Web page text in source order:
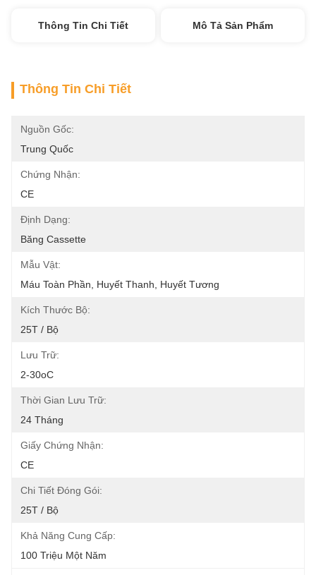
Thông Tin Chi Tiết Mô Tả Sản Phẩm
Thông Tin Chi Tiết
Nguồn Gốc:
Trung Quốc
Chứng Nhận:
CE
Định Dạng:
Băng Cassette
Mẫu Vật:
Máu Toàn Phần, Huyết Thanh, Huyết Tương
Kích Thước Bộ:
25T / Bộ
Lưu Trữ:
2-30oC
Thời Gian Lưu Trữ:
24 Tháng
Giấy Chứng Nhận:
CE
Chi Tiết Đóng Gói:
25T / Bộ
Khả Năng Cung Cấp:
100 Triệu Một Năm